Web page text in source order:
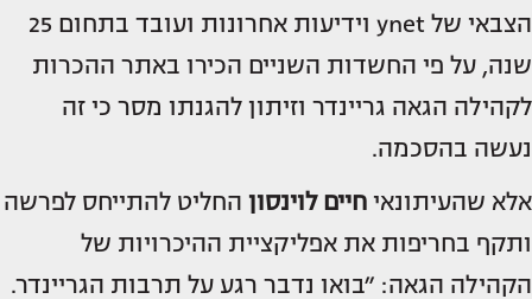
הצבאי של ynet וידיעות אחרונות ועובד בתחום 25
שנה, על פי החשדות השניים הכירו באתר ההכרות
לקהילה הגאה גריינדר וזיתון להגנתו מסר כי זה
נעשה בהסכמה.
אלא שהעיתונאי חיים לוינסון החליט להתייחס לפרשה
ותקף בחריפות את אפליקציית ההיכרויות של
הקהילה הגאה: ‏״בואו נדבר רגע על תרבות הגריינדר.